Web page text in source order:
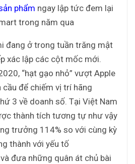
phẩm ngay lập tức đem lại
trong năm qua
đang ở trong tuần trăng mật
xác lập các cột mốc mới.
“hạt gạo nhỏ” vượt Apple
để chiếm vị trí hãng
3 về doanh số. Tại Việt Nam
thành tích tương tự như vậy
trưởng 114% so với cùng kỳ
thành với yếu tố
đưa những quân át chủ bài